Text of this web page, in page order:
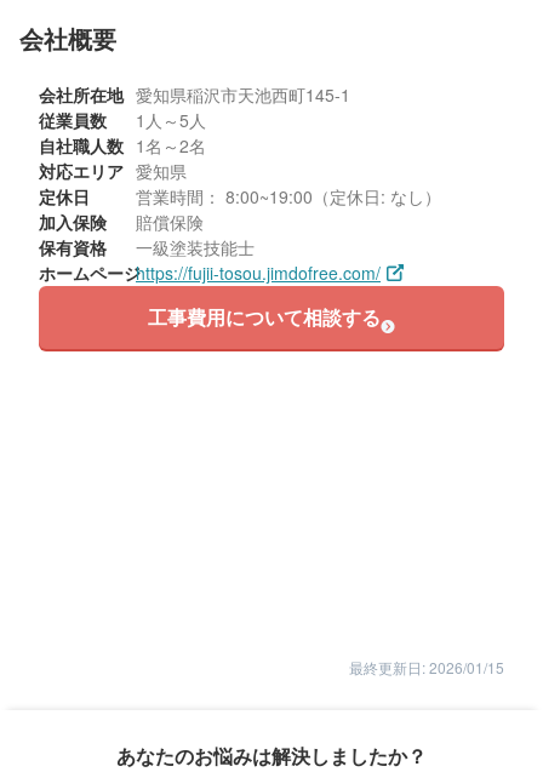
ツートンカラーの希望を出しましたが何種か提案していただき選
びやすかった。
エリア：愛知県稲沢市
築年数：20年
会社概要
会社所在地 愛知県稲沢市天池西町145-1
従業員数
1人～5人
自社職人数 1名～2名
対応エリア 愛知県
定休日
営業時間： 8:00~19:00（定休日: なし）
加入保険
賠償保険
保有資格
一級塗装技能士
ホームページhttps://fujii-tosou.jimdofree.com/
工事費用について相談する
最終更新日: 2026/01/15
あなたのお悩みは解決しましたか？